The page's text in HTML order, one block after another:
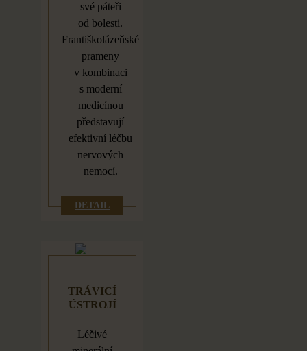
své páteři
od bolesti.
Františkolázeňské
prameny
v kombinaci
s moderní
medicínou
představují
efektivní léčbu
nervových
nemocí.
DETAIL
TRÁVICÍ
ÚSTROJÍ
Léčivé